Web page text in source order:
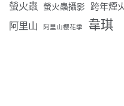
螢火蟲 螢火蟲攝影 跨年煙
阿里山 阿里山櫻花季 韋琪